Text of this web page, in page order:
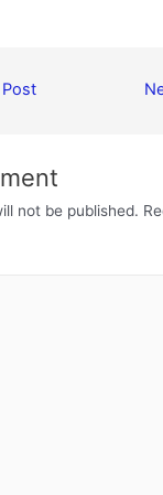
not be published.